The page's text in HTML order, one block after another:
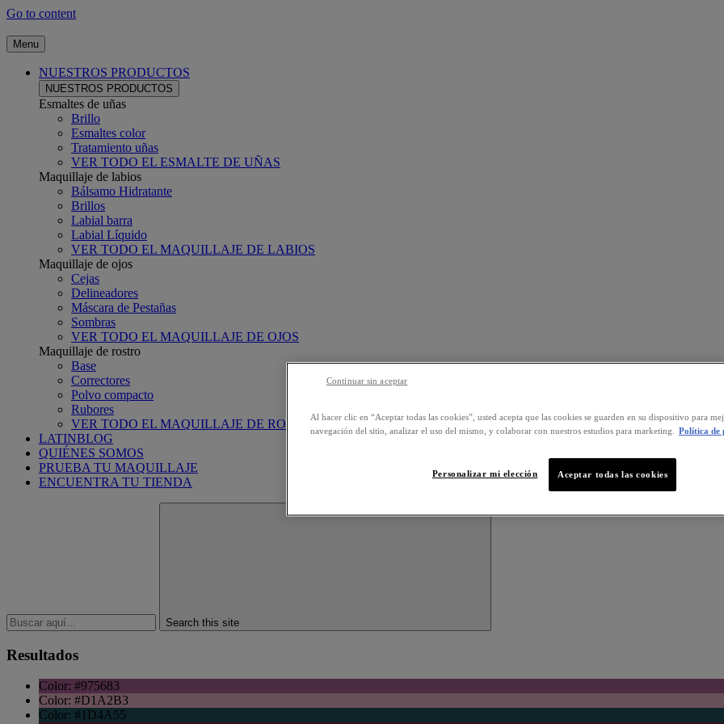
Go to content
Menu
NUESTROS PRODUCTOS
NUESTROS PRODUCTOS
Esmaltes de uñas
Brillo
Esmaltes color
Tratamiento uñas
VER TODO EL ESMALTE DE UÑAS
Maquillaje de labios
Bálsamo Hidratante
Brillos
Labial barra
Labial Líquido
VER TODO EL MAQUILLAJE DE LABIOS
Maquillaje de ojos
Cejas
Delineadores
Máscara de Pestañas
Sombras
VER TODO EL MAQUILLAJE DE OJOS
Maquillaje de rostro
Base
Correctores
Polvo compacto
Rubores
VER TODO EL MAQUILLAJE DE ROSTRO
LATINBLOG
QUIÉNES SOMOS
PRUEBA TU MAQUILLAJE
ENCUENTRA TU TIENDA
Search this site
Resultados
Color: #975683
Color: #D1A2B3
Color: #1D4A55
Al hacer clic en “Aceptar todas las cookies”, usted acepta que las cookies se guarden en su dispositivo para
navegación del sitio, analizar el uso del mismo, y colaborar con nuestros estudios para marketing.
Política de
Aceptar todas las cookies
Personalizar mi elección
Continuar sin aceptar